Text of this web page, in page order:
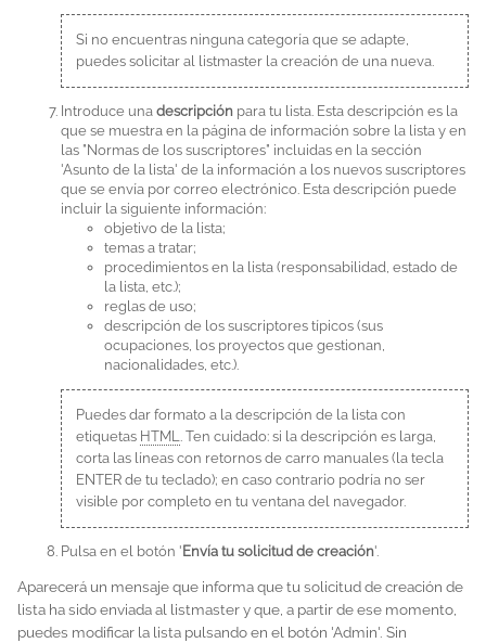
Si no encuentras ninguna categoría que se adapte,
puedes solicitar al listmaster la creación de una nueva.
Introduce una descripción para tu lista. Esta descripción es la
que se muestra en la página de información sobre la lista y en
las "Normas de los suscriptores" incluidas en la sección
'Asunto de la lista' de la información a los nuevos suscriptores
que se envía por correo electrónico. Esta descripción puede
incluir la siguiente información:
objetivo de la lista;
temas a tratar;
procedimientos en la lista (responsabilidad, estado de
la lista, etc.);
reglas de uso;
descripción de los suscriptores típicos (sus
ocupaciones, los proyectos que gestionan,
nacionalidades, etc.).
Puedes dar formato a la descripción de la lista con
etiquetas HTML
. Ten cuidado: si la descripción es larga,
corta las líneas con retornos de carro manuales (la tecla
ENTER de tu teclado); en caso contrario podría no ser
visible por completo en tu ventana del navegador.
Pulsa en el botón ' Envía tu solicitud de creación'.
Aparecerá un mensaje que informa que tu solicitud de creación de
lista ha sido enviada al listmaster y que, a partir de ese momento,
puedes modificar la lista pulsando en el botón 'Admin'. Sin